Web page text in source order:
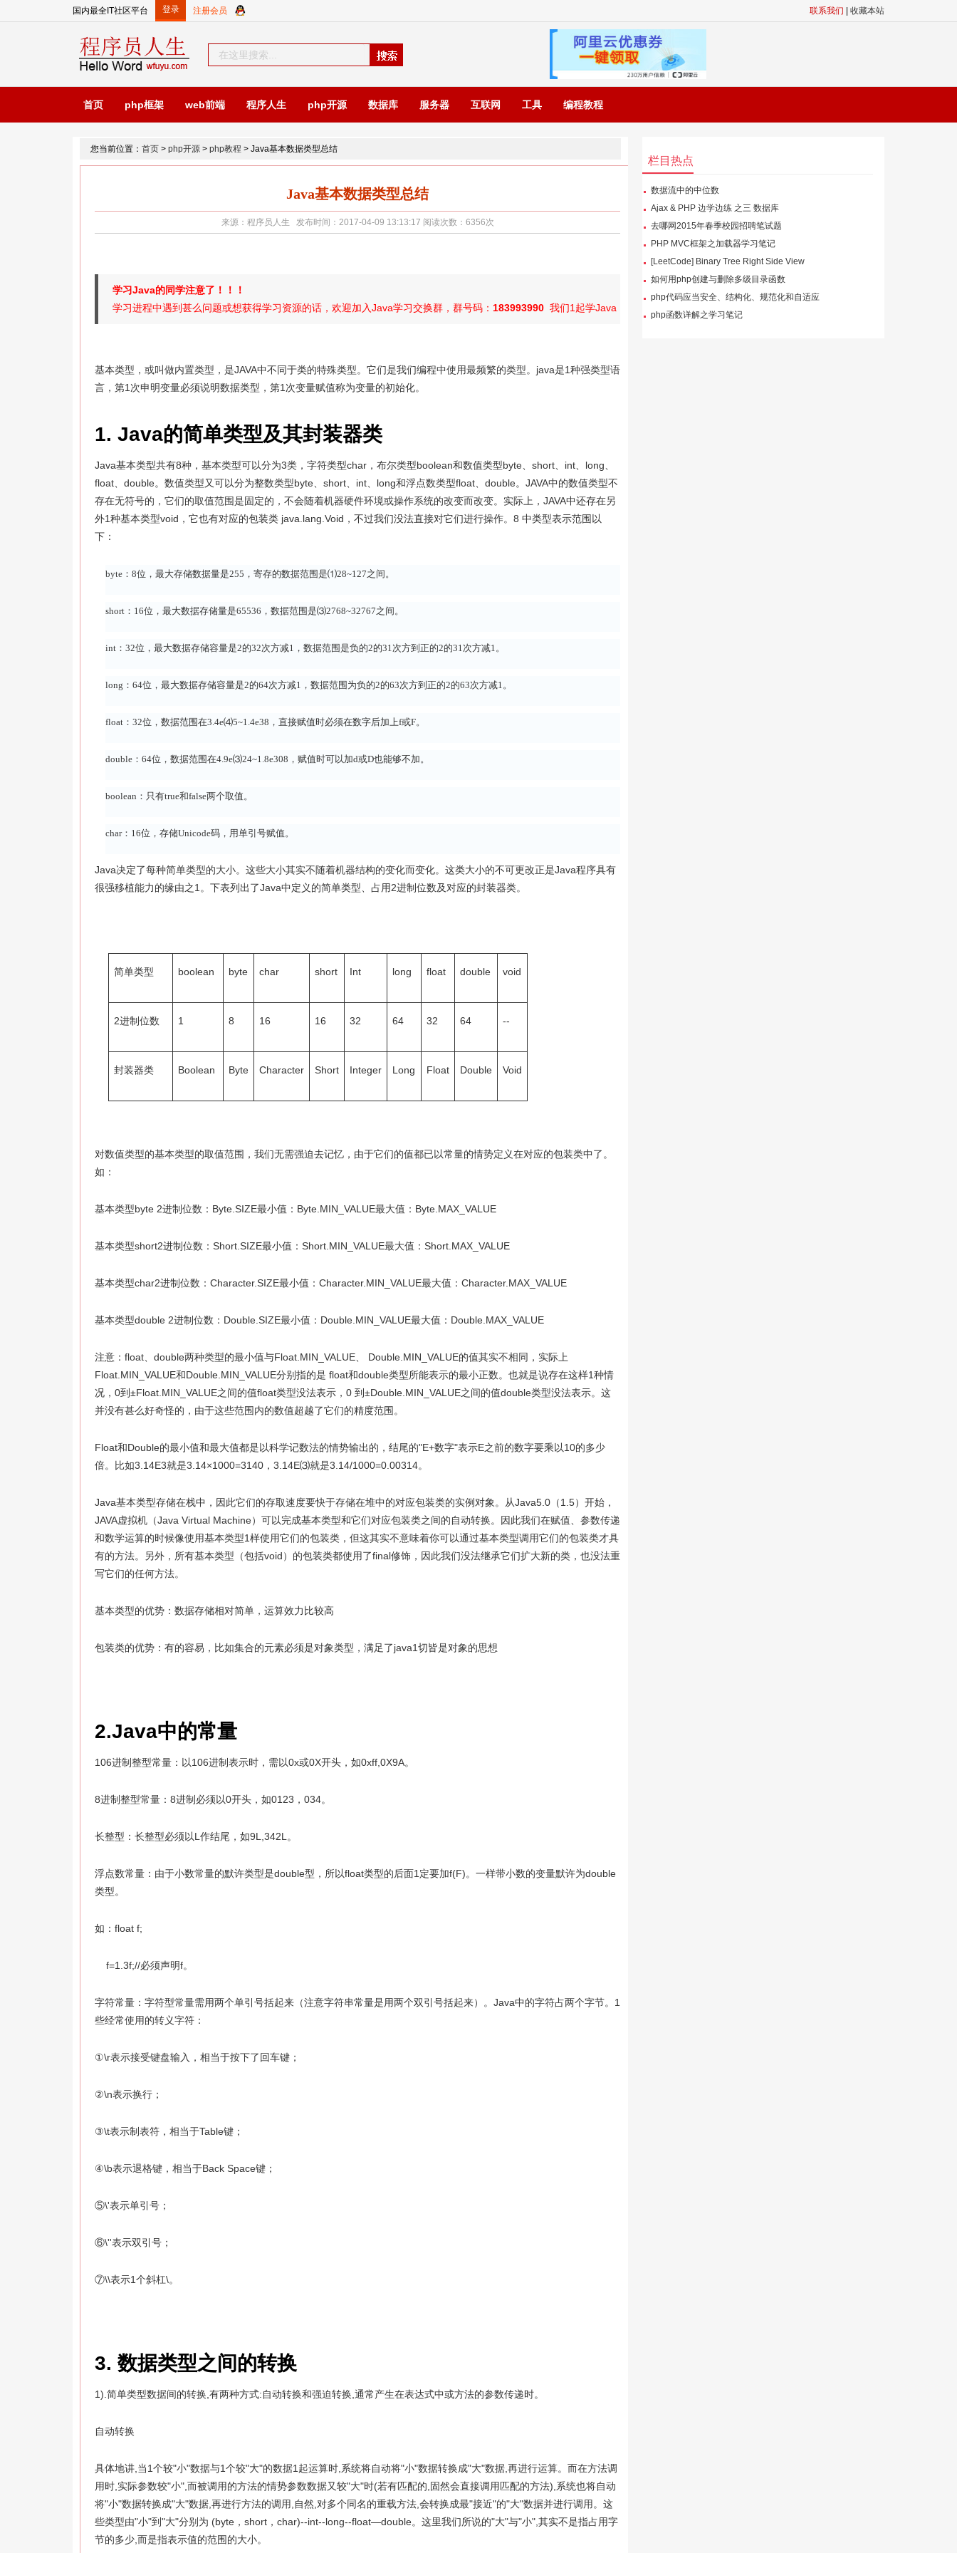
国内最全IT社区平台 联系我们 收藏本站
首页 php框架 web前端 程序人生 php开源 数据库 服务器 互联网 工具 编程教程
您当前位置： 首页 > php开源 > php教程 > Java基本数据类型总结
Java基本数据类型总结
来源：程序员人生 发布时间：2017-04-09 13:13:17 阅读次数： 6356次
学习Java的同学注意了！！！
学习进程中遇到甚么问题或想获得学习资源的话，欢迎加入Java学习交换群，群号码： 183993990 我们1起学Java！
基本类型，或叫做内置类型，是JAVA中不同于类的特殊类型。它们是我们编程中使用最频繁的类型。java是1种强类型语
言，第1次申明变量必须说明数据类型，第1次变量赋值称为变量的初始化。
1. Java的简单类型及其封装器类
Java基本类型共有8种，基本类型可以分为3类，字符类型char，布尔类型boolean和数值类型byte、short、int、long、
float、double。数值类型又可以分为整数类型byte、short、int、long和浮点数类型float、double。JAVA中的数值类型不
存在无符号的，它们的取值范围是固定的，不会随着机器硬件环境或操作系统的改变而改变。实际上，JAVA中还存在另
外1种基本类型void，它也有对应的包装类 java.lang.Void，不过我们没法直接对它们进行操作。8 中类型表示范围以
下：
byte：8位，最大存储数据量是255，寄存的数据范围是⑴28~127之间。
short：16位，最大数据存储量是65536，数据范围是⑶2768~32767之间。
int：32位，最大数据存储容量是2的32次方减1，数据范围是负的2的31次方到正的2的31次方减1。
long：64位，最大数据存储容量是2的64次方减1，数据范围为负的2的63次方到正的2的63次方减1。
float：32位，数据范围在3.4e⑷5~1.4e38，直接赋值时必须在数字后加上f或F。
double：64位，数据范围在4.9e⑶24~1.8e308，赋值时可以加d或D也能够不加。
boolean：只有true和false两个取值。
char：16位，存储Unicode码，用单引号赋值。
Java决定了每种简单类型的大小。这些大小其实不随着机器结构的变化而变化。这类大小的不可更改正是Java程序具有
很强移植能力的缘由之1。下表列出了Java中定义的简单类型、占用2进制位数及对应的封装器类。
简单类型 boolean byte char short Int long float double void
2进制位数 1 8 16 16 32 64 32 64 --
封装器类 Boolean Byte Character Short Integer Long Float Double Void
对数值类型的基本类型的取值范围，我们无需强迫去记忆，由于它们的值都已以常量的情势定义在对应的包装类中了。
如：
基本类型byte 2进制位数：Byte.SIZE最小值：Byte.MIN_VALUE最大值：Byte.MAX_VALUE
基本类型short2进制位数：Short.SIZE最小值：Short.MIN_VALUE最大值：Short.MAX_VALUE
基本类型char2进制位数：Character.SIZE最小值：Character.MIN_VALUE最大值：Character.MAX_VALUE
基本类型double 2进制位数：Double.SIZE最小值：Double.MIN_VALUE最大值：Double.MAX_VALUE
注意：float、double两种类型的最小值与Float.MIN_VALUE、 Double.MIN_VALUE的值其实不相同，实际上
Float.MIN_VALUE和Double.MIN_VALUE分别指的是 float和double类型所能表示的最小正数。也就是说存在这样1种情
况，0到±Float.MIN_VALUE之间的值float类型没法表示，0 到±Double.MIN_VALUE之间的值double类型没法表示。这
并没有甚么好奇怪的，由于这些范围内的数值超越了它们的精度范围。
Float和Double的最小值和最大值都是以科学记数法的情势输出的，结尾的"E+数字"表示E之前的数字要乘以10的多少
倍。比如3.14E3就是3.14×1000=3140，3.14E⑶就是3.14/1000=0.00314。
Java基本类型存储在栈中，因此它们的存取速度要快于存储在堆中的对应包装类的实例对象。从Java5.0（1.5）开始，
JAVA虚拟机（Java Virtual Machine）可以完成基本类型和它们对应包装类之间的自动转换。因此我们在赋值、参数传递
和数学运算的时候像使用基本类型1样使用它们的包装类，但这其实不意味着你可以通过基本类型调用它们的包装类才具
有的方法。另外，所有基本类型（包括void）的包装类都使用了final修饰，因此我们没法继承它们扩大新的类，也没法重
写它们的任何方法。
基本类型的优势：数据存储相对简单，运算效力比较高
包装类的优势：有的容易，比如集合的元素必须是对象类型，满足了java1切皆是对象的思想
2.Java中的常量
106进制整型常量：以106进制表示时，需以0x或0X开头，如0xff,0X9A。
8进制整型常量：8进制必须以0开头，如0123，034。
长整型：长整型必须以L作结尾，如9L,342L。
浮点数常量：由于小数常量的默许类型是double型，所以float类型的后面1定要加f(F)。一样带小数的变量默许为double
类型。
如：float f;
f=1.3f;//必须声明f。
字符常量：字符型常量需用两个单引号括起来（注意字符串常量是用两个双引号括起来）。Java中的字符占两个字节。1
些经常使用的转义字符：
①\r表示接受键盘输入，相当于按下了回车键；
②\n表示换行；
③\t表示制表符，相当于Table键；
④\b表示退格键，相当于Back Space键；
⑤\'表示单引号；
⑥\''表示双引号；
⑦\\表示1个斜杠\。
3. 数据类型之间的转换
1).简单类型数据间的转换,有两种方式:自动转换和强迫转换,通常产生在表达式中或方法的参数传递时。
自动转换
具体地讲,当1个较"小"数据与1个较"大"的数据1起运算时,系统将自动将"小"数据转换成"大"数据,再进行运算。而在方法调
用时,实际参数较"小",而被调用的方法的情势参数数据又较"大"时(若有匹配的,固然会直接调用匹配的方法),系统也将自动
将"小"数据转换成"大"数据,再进行方法的调用,自然,对多个同名的重载方法,会转换成最"接近"的"大"数据并进行调用。这
些类型由"小"到"大"分别为 (byte，short，char)--int--long--float—double。这里我们所说的"大"与"小",其实不是指占用字
节的多少,而是指表示值的范围的大小。
栏目热点
数据流中的中位数
Ajax & PHP 边学边练 之三 数据库
去哪网2015年春季校园招聘笔试题
PHP MVC框架之加载器学习笔记
[LeetCode] Binary Tree Right Side View
如何用php创建与删除多级目录函数
php代码应当安全、结构化、规范化和自适应
php函数详解之学习笔记